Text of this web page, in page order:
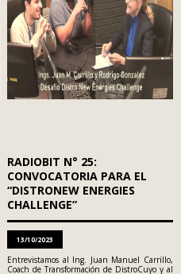
RADIOBIT N° 25:
CONVOCATORIA PARA EL
“DISTRONEW ENERGIES
CHALLENGE”
13/10/2023
Entrevistamos al Ing. Juan Manuel Carrillo,
Coach de Transformación de DistroCuyo y al